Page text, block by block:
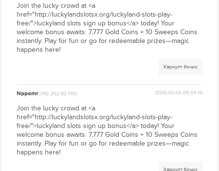
Join the lucky crowd at <a
href="http://luckylandslotsx.org/luckyland-slots-play-
free/">luckyland slots sign up bonus</a> today! Your
welcome bonus awaits: 7,777 Gold Coins + 10 Sweeps Coins
instantly. Play for fun or go for redeemable prizes—magic
happens here!
Хариулт бичих
Nppomr[142.252.82.176] 2026-03-02 09:54:14
Join the lucky crowd at <a
href="http://luckylandslotsx.org/luckyland-slots-play-
free/">luckyland slots sign up bonus</a> today! Your
welcome bonus awaits: 7,777 Gold Coins + 10 Sweeps Coins
instantly. Play for fun or go for redeemable prizes—magic
happens here!
Хариулт бичих